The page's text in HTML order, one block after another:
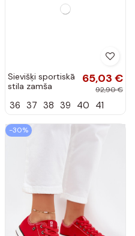
Sievišķi sportiskā
stila zamša
platformu, bordo
65,03 €
92,90 €
36 37 38 39 40 41
-30%